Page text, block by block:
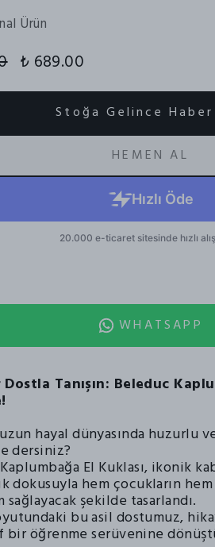
Ürün
₺ 689.00
Stoğa Gelince
HEMEN AL
WHATSAPP
Tanışın: Beleduc
hayal dünyasında huzurlu
dersiniz?
El Kuklası, ikonik
dokusuyla hem çocukların
sağlayacak şekilde tasarlandı.
bu asil dostumuz,
öğrenme serüvenine